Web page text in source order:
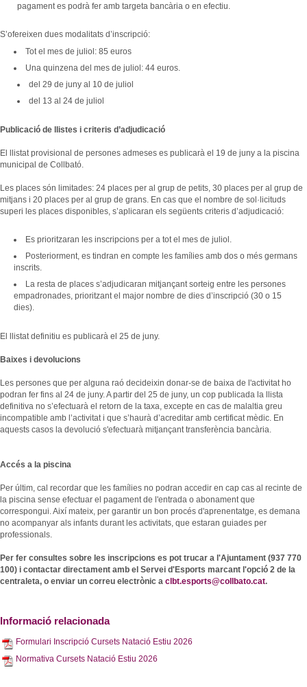
pagament es podrà fer amb targeta bancària o en efectiu.
S’ofereixen dues modalitats d’inscripció:
Tot el mes de juliol: 85 euros
Una quinzena del mes de juliol: 44 euros.
del 29 de juny al 10 de juliol
del 13 al 24 de juliol
Publicació de llistes i criteris d’adjudicació
El llistat provisional de persones admeses es publicarà el 19 de juny a la piscina
municipal de Collbató.
Les places són limitades: 24 places per al grup de petits, 30 places per al grup de
mitjans i 20 places per al grup de grans. En cas que el nombre de sol·licituds
superi les places disponibles, s’aplicaran els següents criteris d’adjudicació:
Es prioritzaran les inscripcions per a tot el mes de juliol.
Posteriorment, es tindran en compte les famílies amb dos o més germans
inscrits.
La resta de places s’adjudicaran mitjançant sorteig entre les persones
empadronades, prioritzant el major nombre de dies d’inscripció (30 o 15
dies).
El llistat definitiu es publicarà el 25 de juny.
Baixes i devolucions
Les persones que per alguna raó decideixin donar-se de baixa de l'activitat ho
podran fer fins al 24 de juny. A partir del 25 de juny, un cop publicada la llista
definitiva no s’efectuarà el retorn de la taxa, excepte en cas de malaltia greu
incompatible amb l’activitat i que s’haurà d’acreditar amb certificat mèdic. En
aquests casos la devolució s'efectuarà mitjançant transferència bancària.
Accés a la piscina
Per últim, cal recordar que les famílies no podran accedir en cap cas al recinte de
la piscina sense efectuar el pagament de l'entrada o abonament que
correspongui. Així mateix, per garantir un bon procés d'aprenentatge, es demana
no acompanyar als infants durant les activitats, que estaran guiades per
professionals.
Per fer consultes sobre les inscripcions es pot trucar a l'Ajuntament (937 770
100) i contactar directament amb el Servei d'Esports marcant l'opció 2 de la
centraleta, o enviar un correu electrònic a clbt.esports@collbato.cat.
Informació relacionada
Formulari Inscripció Cursets Natació Estiu 2026
Normativa Cursets Natació Estiu 2026